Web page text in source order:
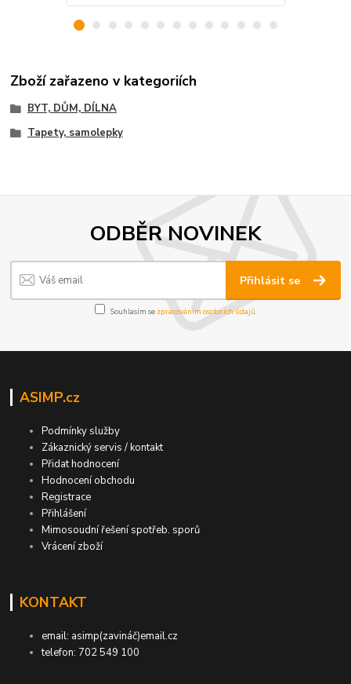
Zboží zařazeno v kategoriích
BYT, DŮM, DÍLNA
Tapety, samolepky
ODBĚR NOVINEK
Přihlásit se
Souhlasím se zpracováním osobních údajů
ASIMP.cz
Podmínky služby
Zákaznický servis / kontakt
Přidat hodnocení
Hodnocení obchodu
Registrace
Přihlášení
Mimosoudní řešení spotřeb. sporů
Vrácení zboží
KONTAKT
email: asimp(zavináč)email.cz
telefon: 702 549 100